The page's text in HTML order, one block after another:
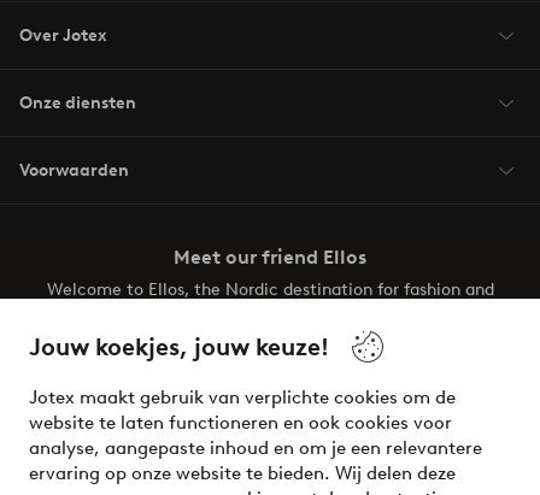
Jouw koekjes, jouw keuze!
Jotex maakt gebruik van verplichte cookies om de
website te laten functioneren en ook cookies voor
analyse, aangepaste inhoud en om je een relevantere
ervaring op onze website te bieden. Wij delen deze
Over Jotex
Onze diensten
Voorwaarden
Meet our friend Ellos
Welcome to Ellos, the Nordic destination for fashion and
your wardrobe. Your next inspiring look is here!